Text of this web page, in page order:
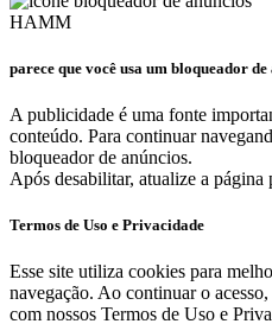
HAMM
parece que você usa um bloqueador de
A publicidade é uma fonte
conteúdo. Para continuar
bloqueador de anúncios.
Após desabilitar, atualize a página
Termos de Uso e Privacidade
Esse site utiliza cookies para
navegação. Ao continuar o
com nossos Termos de Uso e